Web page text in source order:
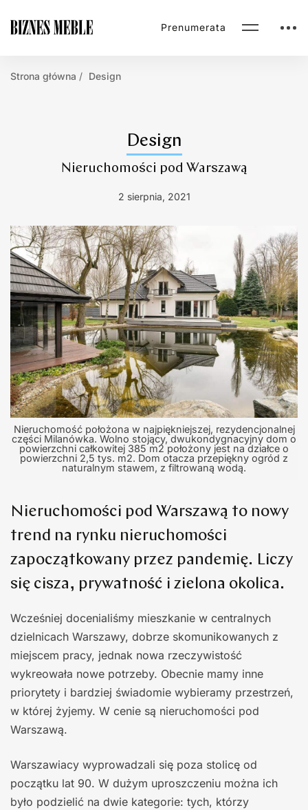
Prenumerata
Strona główna Design
Design
Nieruchomości pod Warszawą
2 sierpnia, 2021
Nieruchomość położona w najpiękniejszej, rezydencjonalnej
części Milanówka. Wolno stojący, dwukondygnacyjny dom o
powierzchni całkowitej 385 m2 położony jest na działce o
powierzchni 2,5 tys. m2. Dom otacza przepiękny ogród z
naturalnym stawem, z filtrowaną wodą.
Nieruchomości pod Warszawą to nowy
trend na rynku nieruchomości
zapoczątkowany przez pandemię. Liczy
się cisza, prywatność i zielona okolica.
Wcześniej docenialiśmy mieszkanie w centralnych
dzielnicach Warszawy, dobrze skomunikowanych z
miejscem pracy, jednak nowa rzeczywistość
wykreowała nowe potrzeby. Obecnie mamy inne
priorytety i bardziej świadomie wybieramy przestrzeń,
w której żyjemy. W cenie są nieruchomości pod
Warszawą.
Warszawiacy wyprowadzali się poza stolicę od
początku lat 90. W dużym uproszczeniu można ich
było podzielić na dwie kategorie: tych, którzy